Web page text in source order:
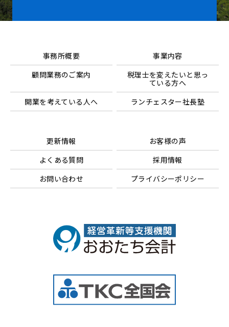
事務所概要
事業内容
顧問業務のご案内
税理士を変えたいと思っ
ている方へ
開業を考えている人へ
ランチェスター社長塾
更新情報
お客様の声
よくある質問
採用情報
お問い合わせ
プライバシーポリシー